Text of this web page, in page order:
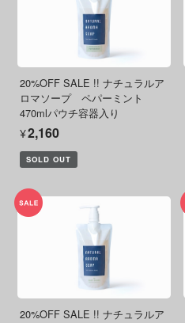
20%OFF SALE !! ナチュラルア
ロマソープ ペパーミント
470mlパウチ容器入り
¥2,160
SOLD OUT
20%OFF SALE !! ナチュラルア